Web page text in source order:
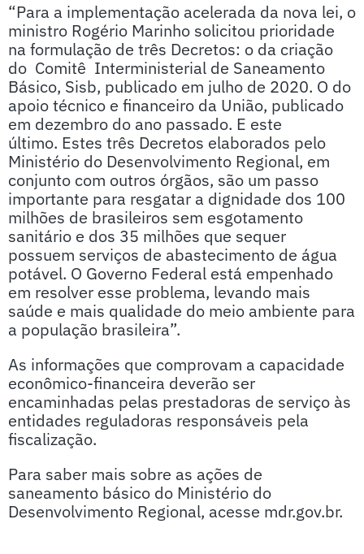
“Para a implementação acelerada da nova lei, o
ministro Rogério Marinho solicitou prioridade
na formulação de três Decretos: o da criação
do Comitê Interministerial de Saneamento
Básico, Sisb, publicado em julho de 2020. O do
apoio técnico e financeiro da União, publicado
em dezembro do ano passado. E este
último. Estes três Decretos elaborados pelo
Ministério do Desenvolvimento Regional, em
conjunto com outros órgãos, são um passo
importante para resgatar a dignidade dos 100
milhões de brasileiros sem esgotamento
sanitário e dos 35 milhões que sequer
possuem serviços de abastecimento de água
potável. O Governo Federal está empenhado
em resolver esse problema, levando mais
saúde e mais qualidade do meio ambiente para
a população brasileira”.
As informações que comprovam a capacidade
econômico-financeira deverão ser
encaminhadas pelas prestadoras de serviço às
entidades reguladoras responsáveis pela
fiscalização.
Para saber mais sobre as ações de
saneamento básico do Ministério do
Desenvolvimento Regional, acesse mdr.gov.br.